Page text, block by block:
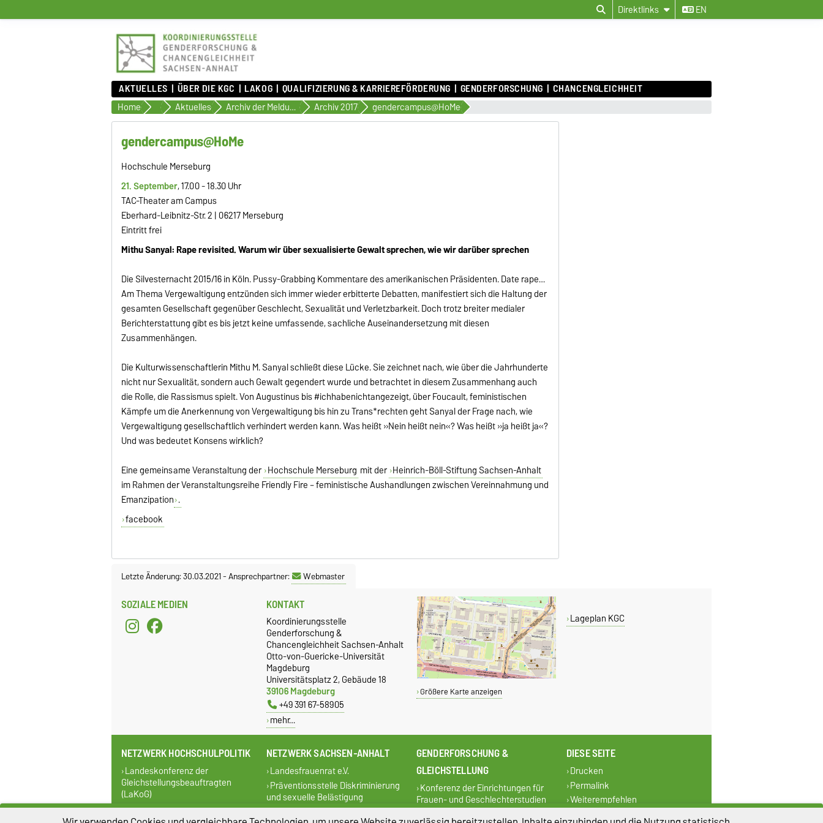
Direktlinks EN
AKTUELLES ÜBER DIE KGC LAKOG QUALIFIZIERUNG & KARRIEREFÖRDERUNG GENDERFORSCHUNG CHANCENGLEICHHEIT
Home AktuellesAktuelles Archiv der Meldungen Archiv 2017 gendercampus@HoMe
gendercampus@HoMe
Hochschule Merseburg
21. September, 17.00 - 18.30 Uhr
TAC-Theater am Campus
Eberhard-Leibnitz-Str. 2 | 06217 Merseburg
Eintritt frei
Mithu Sanyal: Rape revisited. Warum wir über sexualisierte Gewalt sprechen, wie wir darüber sprechen
Die Silvesternacht 2015/16 in Köln. Pussy-Grabbing Kommentare des amerikanischen Präsidenten. Date rape…
Am Thema Vergewaltigung entzünden sich immer wieder erbitterte Debatten, manifestiert sich die Haltung der
gesamten Gesellschaft gegenüber Geschlecht, Sexualität und Verletzbarkeit. Doch trotz breiter medialer
Berichterstattung gibt es bis jetzt keine umfassende, sachliche Auseinandersetzung mit diesen
Zusammenhängen.
Die Kulturwissenschaftlerin Mithu M. Sanyal schließt diese Lücke. Sie zeichnet nach, wie über die Jahrhunderte
nicht nur Sexualität, sondern auch Gewalt gegendert wurde und betrachtet in diesem Zusammenhang auch
die Rolle, die Rassismus spielt. Von Augustinus bis #ichhabenichtangezeigt, über Foucault, feministischen
Kämpfe um die Anerkennung von Vergewaltigung bis hin zu Trans*rechten geht Sanyal der Frage nach, wie
Vergewaltigung gesellschaftlich verhindert werden kann. Was heißt »Nein heißt nein«? Was heißt »ja heißt ja«?
Und was bedeutet Konsens wirklich?
Eine gemeinsame Veranstaltung der Hochschule Merseburg mit der Heinrich-Böll-Stiftung Sachsen-Anhalt
im Rahmen der Veranstaltungsreihe Friendly Fire – feministische Aushandlungen zwischen Vereinnahmung und
Emanzipation .
facebook
Letzte Änderung: 30.03.2021-Ansprechpartner: Webmaster
SOZIALE MEDIEN KONTAKT
Koordinierungsstelle
Genderforschung &
Chancengleichheit Sachsen-Anhalt
Otto-von-Guericke-Universität
Magdeburg
Universitätsplatz 2, Gebäude 18
39106 Magdeburg
+49 391 67-58905
mehr…
Größere Karte anzeigen
Lageplan KGC
NETZWERK HOCHSCHULPOLITIK
Landeskonferenz der
Gleichstellungsbeauftragten
(LaKoG)
FEM POWER
NETZWERK SACHSEN-ANHALT
Landesfrauenrat e.V.
Präventionsstelle Diskriminierung
und sexuelle Belästigung
Kompetenzzentrum
GENDERFORSCHUNG &
GLEICHSTELLUNG
Konferenz der Einrichtungen für
Frauen- und Geschlechterstudien
im deutschsprachigen Raum (KEG)
DIESE SEITE
Drucken
Permalink
Weiterempfehlen